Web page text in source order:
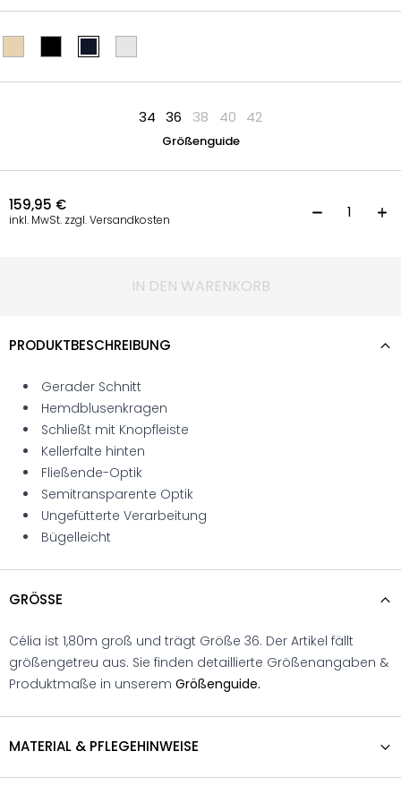
34 36 38 40 42
Größenguide
159,95 €
inkl. MwSt. zzgl. Versandkosten
IN DEN WARENKORB
PRODUKTBESCHREIBUNG
Gerader Schnitt
Hemdblusenkragen
Schließt mit Knopfleiste
Kellerfalte hinten
Fließende-Optik
Semitransparente Optik
Ungefütterte Verarbeitung
Bügelleicht
GRÖSSE
Célia ist 1,80m groß und trägt Größe 36. Der Artikel fällt
größengetreu aus. Sie finden detaillierte Größenangaben &
Produktmaße in unserem Größenguide.
MATERIAL & PFLEGEHINWEISE